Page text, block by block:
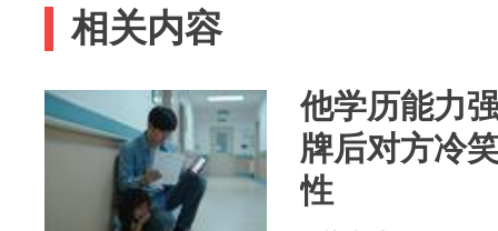
相关内容
他学历能力
牌后对方冷
性